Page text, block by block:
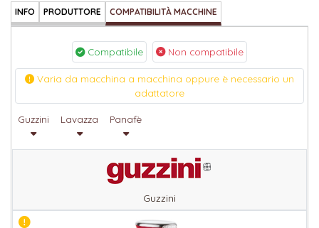
INFO PRODUTTORE COMPATIBILITÀ MACCHINE
Compatibile Non compatibile
Varia da macchina a macchina oppure è necessario un
adattatore
Guzzini Lavazza Panafè
Guzzini